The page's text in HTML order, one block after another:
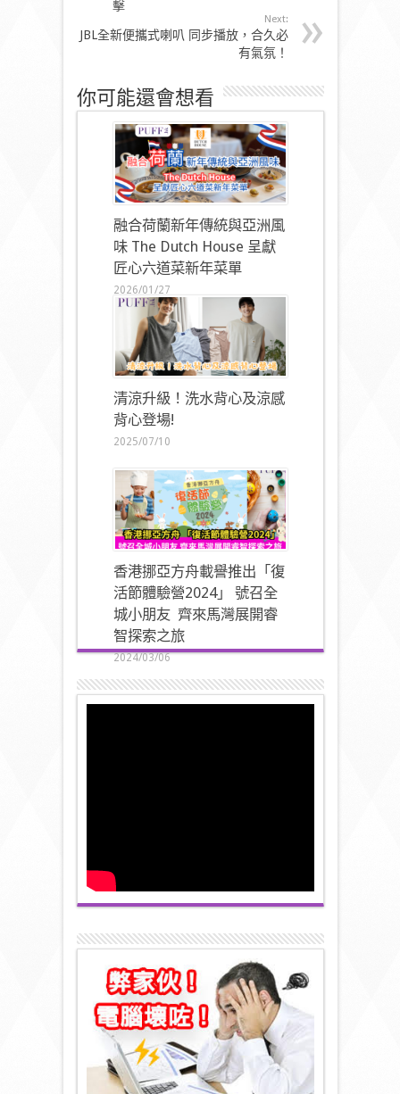
擊
Next:
JBL全新便攜式喇叭 同步播放，合久必
有氣氛！
你可能還會想看
融合荷蘭新年傳統與亞洲風
味 The Dutch House 呈獻
匠心六道菜新年菜單
2026/01/27
清涼升級！洗水背心及涼感
背心登場!
2025/07/10
香港挪亞方舟載譽推出「復
活節體驗營2024」 號召全
城小朋友 齊來馬灣展開睿
智探索之旅
2024/03/06